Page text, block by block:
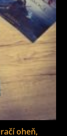
oheň,